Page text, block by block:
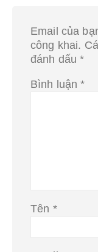
Email của
công khai.
đánh dấu*
Bình luận*
Tên *